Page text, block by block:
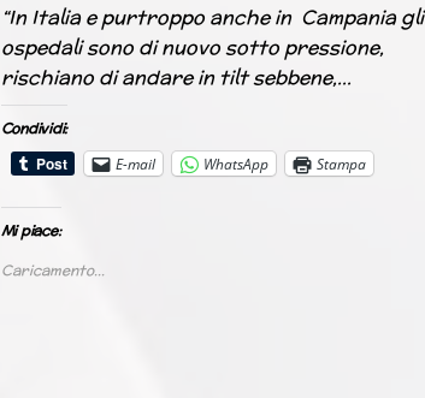
“In Italia e purtroppo anche in Campania gli
ospedali sono di nuovo sotto pressione,
rischiano di andare in tilt sebbene,…
Condividi:
E-mail
WhatsApp Stampa
Mi piace:
Caricamento...